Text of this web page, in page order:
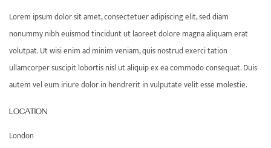
Lorem ipsum dolor sit amet, consectetuer adipiscing elit, sed diam
nonummy nibh euismod tincidunt ut laoreet dolore magna aliquam erat
volutpat. Ut wisi enim ad minim veniam, quis nostrud exerci tation
ullamcorper suscipit lobortis nisl ut aliquip ex ea commodo consequat. Duis
autem vel eum iriure dolor in hendrerit in vulputate velit esse molestie.
LOCATION
London